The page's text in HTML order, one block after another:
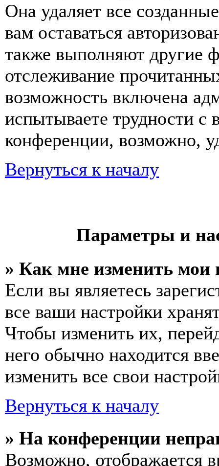
Она удаляет все
вам оставаться
также выполняют другие
отслеживание
возможность включена
испытываете трудности с
конференции, возможно,
Вернуться к началу
Параметры и
» Как мне изменить мои
Если вы являетесь
все ваши настройки
Чтобы изменить их,
него обычно находится
изменить все свои
Вернуться к началу
» На конференции
Возможно, отображается